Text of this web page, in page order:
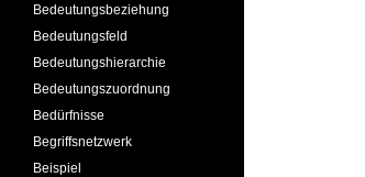
Bedeutungsbeziehung
Bedeutungsfeld
Bedeutungshierarchie
Bedeutungszuordnung
Bedürfnisse
Begriffsnetzwerk
Beispiel